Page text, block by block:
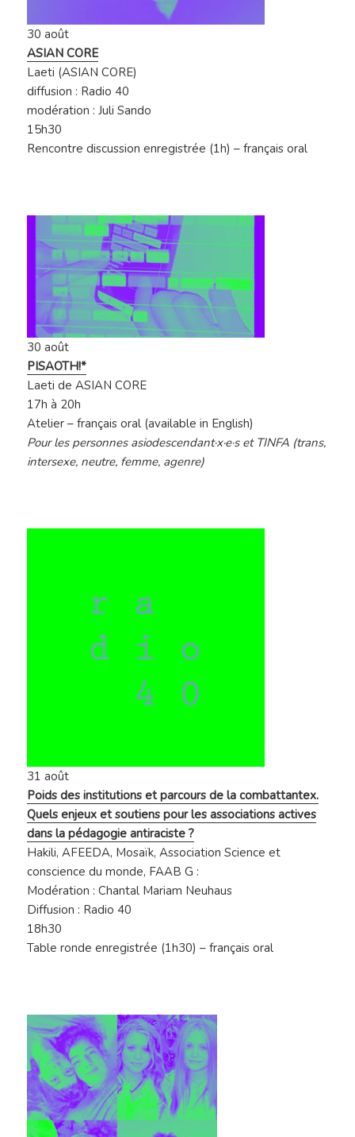
30 août
ASIAN CORE
Laeti (ASIAN CORE)
diffusion : Radio 40
modération : Juli Sando
15h30
Rencontre discussion enregistrée (1h) – français oral
30 août
PISAOTH!*
Laeti de ASIAN CORE
17h à 20h
Atelier – français oral (available in English)
Pour les personnes asiodescendant·x·e·s et TINFA (trans,
intersexe, neutre, femme, agenre)
31 août
Poids des institutions et parcours de la combattantex.
Quels enjeux et soutiens pour les associations actives
dans la pédagogie antiraciste ?
Hakili,AFEEDA, Mosaïk,Association Science et
conscience du monde, FAAB G :
Modération : Chantal Mariam Neuhaus
Diffusion : Radio 40
18h30
Table ronde enregistrée (1h30) – français oral